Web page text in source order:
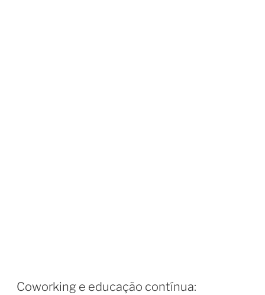
Coworking e educação contínua: